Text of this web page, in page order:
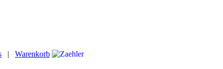
|
Warenkorb